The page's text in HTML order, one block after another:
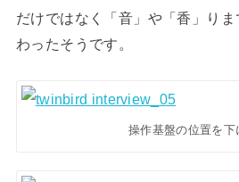
だけではなく「音」や「香」り
わったそうです。
操作基盤の位置を下